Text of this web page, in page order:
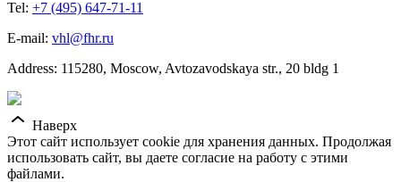
Tel: +7 (495) 647-71-11
E-mail: vhl@fhr.ru
Address: 115280, Moscow, Avtozavodskaya str., 20 bldg 1
Наверх
Этот сайт использует cookie для хранения данных. Продолжая
использовать сайт, вы даете согласие на работу с этими
файлами.